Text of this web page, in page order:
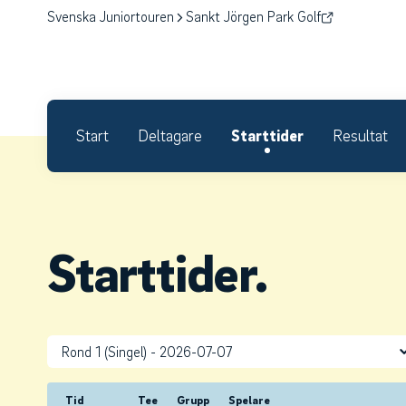
Svenska Juniortouren Sankt Jörgen Park Golf
Start Deltagare Starttider Resultat
Starttider.
Tid Tee Grupp Spelare